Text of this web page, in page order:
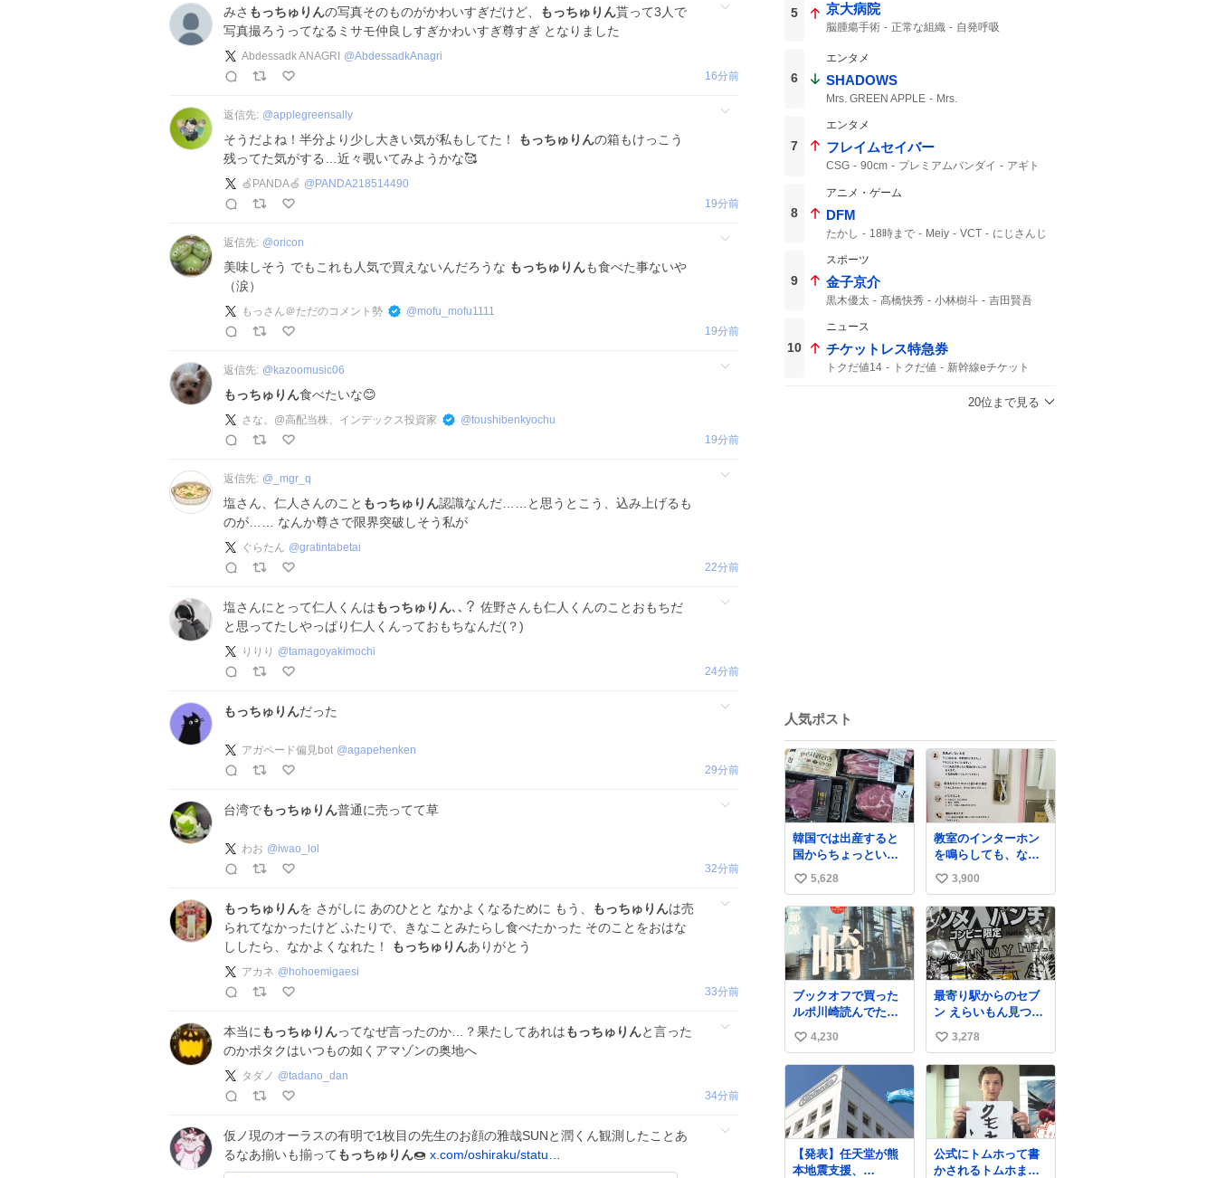
みさ もっちゅりんの写真そのものがかわいすぎだけど、 もっちゅりん貰って3人で
写真撮ろうってなるミサモ仲良しすぎかわいすぎ尊すぎ となりました
Abdessadk ANAGRI @AbdessadkAnagri
16分前
返信先: @applegreensally
そうだよね！半分より少し大きい気が私もしてた！ もっちゅりんの箱もけっこう
残ってた気がする…近々覗いてみようかな🥰
🍏PANDA🍏 @ PANDA218514490
19分前
返信先: @oricon
美味しそう でもこれも人気で買えないんだろうな もっちゅりんも食べた事ないや
（涙）
もっさん＠ただのコメント勢 @mofu_mofu1111
19分前
返信先: @ kazoomusic06
もっちゅりん食べたいな😊
さな。@高配当株、インデックス投資家 @toushibenkyochu
19分前
返信先: @ _mgr_q
塩さん、仁人さんのこと もっちゅりん認識なんだ……と思うとこう、込み上げるも
のが…… なんか尊さで限界突破しそう私が
ぐらたん @gratintabetai
22分前
塩さんにとって仁人くんはもっちゅりん､､？ 佐野さんも仁人くんのことおもちだ
と思ってたしやっぱり仁人くんっておもちなんだ(？)
りりり @tamagoyakimochi
24分前
もっちゅりんだった
アガペード偏見bot @agapehenken
29分前
台湾でもっちゅりん普通に売ってて草
わお @iwao_lol
32分前
もっちゅりんを さがしに あのひとと なかよくなるために もう、 もっちゅりんは売
られてなかったけど ふたりで、きなことみたらし食べたかった そのことをおはな
ししたら、なかよくなれた！
もっちゅりんありがとう
アカネ @ hohoemigaesi
33分前
本当に もっちゅりんってなぜ言ったのか…？果たしてあれはもっちゅりんと言った
のかポタクはいつもの如くアマゾンの奥地へ
タダノ @tadano_dan
34分前
仮ノ現のオーラスの有明で1枚目の先生のお顔の雅哉SUNと潤くん観測したことあ
るなあ揃いも揃って もっちゅりん🍩 x.com/oshiraku/statu…
5 京大病院
脳腫瘍手術 正常な組織
自発呼吸
自発呼吸不能の重篤状態
植物状態
重篤
6
エンタメ
SHADOWS
Mrs. GREEN APPLE Mrs.
7
エンタメ
フレイムセイバー
CSG 90cm プレミアムバンダイ
アギト
8
アニメ・ゲーム
DFM
たかし 18時まで Meiy VCT にじさんじ
9
スポーツ
金子京介
黒木優太 髙橋快秀 小林樹斗
吉田賢吾
10
ニュース
チケットレス特急券
トクだ値14 トクだ値
新幹線eチケット
20位まで見る
人気ポスト
韓国では出産すると
国からちょっといい
肉が届きます。産褥
期に栄養を取
れ！！！というメッ
セージをビシバシ感
じる
い
い
ね
5,628
教室のインターホン
を鳴らしても、なか
なか誰も出ないこと
があります…。 もし
かすると「電話の出
方」に困っているの
かもしれません。 そ
こで「何を話せばい
いか」が見える手引
きを用意して、安心
して電話に出られる
ようにします。 イン
ターホンの応対も大
切なコミュニケーシ
ョンの学びです。
い
い
ね
数
3,900
ブックオフで買った
ルポ川崎読んでた
ら，前の持ち主がラ
ッパーになる決意を
した形跡があってウ
い
い
数
4,230
最寄り駅からのセブ
ン えらいもん見つけ
てしまった これ売っ
てくれへんかな… #
浅井健一 #ポテチ
#ロックの名盤
い
い
ね
数
3,278
【発表】任天堂が熊
本地震支援、
公式にトムホって書
かされるトムホまだ